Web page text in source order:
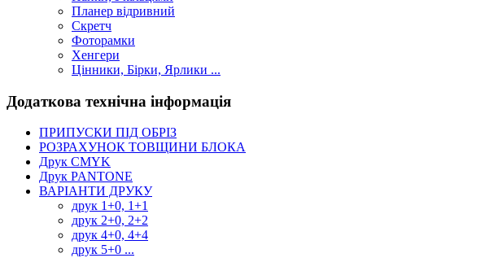
Планер відривний
Скретч
Фоторамки
Хенгери
Цінники, Бірки, Ярлики ...
Додаткова технічна інформація
ПРИПУСКИ ПІД ОБРІЗ
РОЗРАХУНОК ТОВЩИНИ БЛОКА
Друк CMYK
Друк PANTONE
ВАРІАНТИ ДРУКУ
друк 1+0, 1+1
друк 2+0, 2+2
друк 4+0, 4+4
друк 5+0 ...